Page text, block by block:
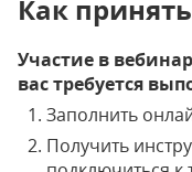
Как
Участие в
вас требуется
Заполнить
Получить